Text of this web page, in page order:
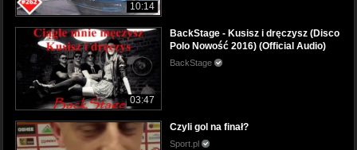
10:14
03:47
BackStage - Kusisz i dręczysz (Disco
Polo Nowość 2016) (Official Audio)
BackStage
Czyli gol na finał?
Sport.pl